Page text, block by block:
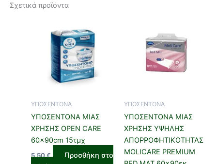
Σχετικά προϊόντα
ΥΠΟΣΕΝΤΟΝΑ
ΥΠΟΣΕΝΤΟΝΑ ΜΙΑΣ
ΧΡΗΣΗΣ OPEN CARE
60x90cm 15τμχ
5,50€
Προσθήκη στο
ΥΠΟΣΕΝΤΟΝΑ
ΥΠΟΣΕΝΤΟΝΑ ΜΙΑΣ
ΧΡΗΣΗΣ ΥΨΗΛΗΣ
ΑΠΟΡΡΟΦΗΤΙΚΟΤΗΤΑΣ
MOLICARE PREMIUM